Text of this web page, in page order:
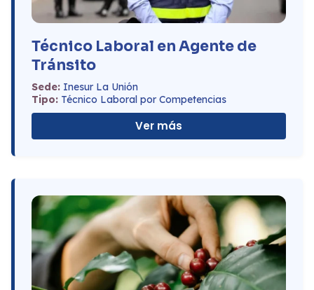
Técnico Laboral en Agente de
Tránsito
Sede: Inesur La Unión
Tipo: Técnico Laboral por Competencias
Ver más